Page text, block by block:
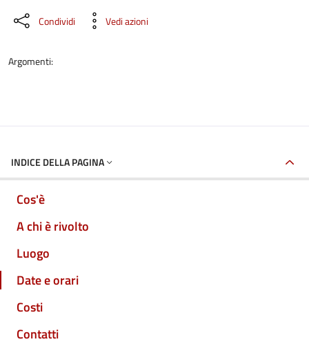
Condividi Vedi azioni
Argomenti:
INDICE DELLA PAGINA
Cos'è
A chi è rivolto
Luogo
Date e orari
Costi
Contatti